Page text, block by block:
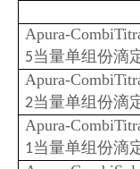
Apura-
5当量单组份滴
Apura-
2当量单组份滴
Apura-
1当量单组份滴